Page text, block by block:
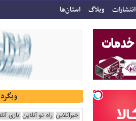
انتشارات وبلاگ استان‌ها
خبرآنلاین راه نو آنلاین بازی